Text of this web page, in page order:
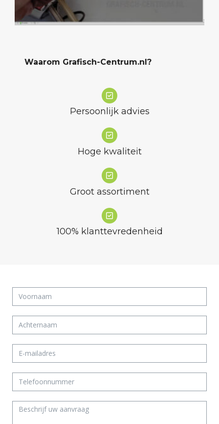
Waarom Grafisch-Centrum.nl?
Persoonlijk advies
Hoge kwaliteit
Groot assortiment
100% klanttevredenheid